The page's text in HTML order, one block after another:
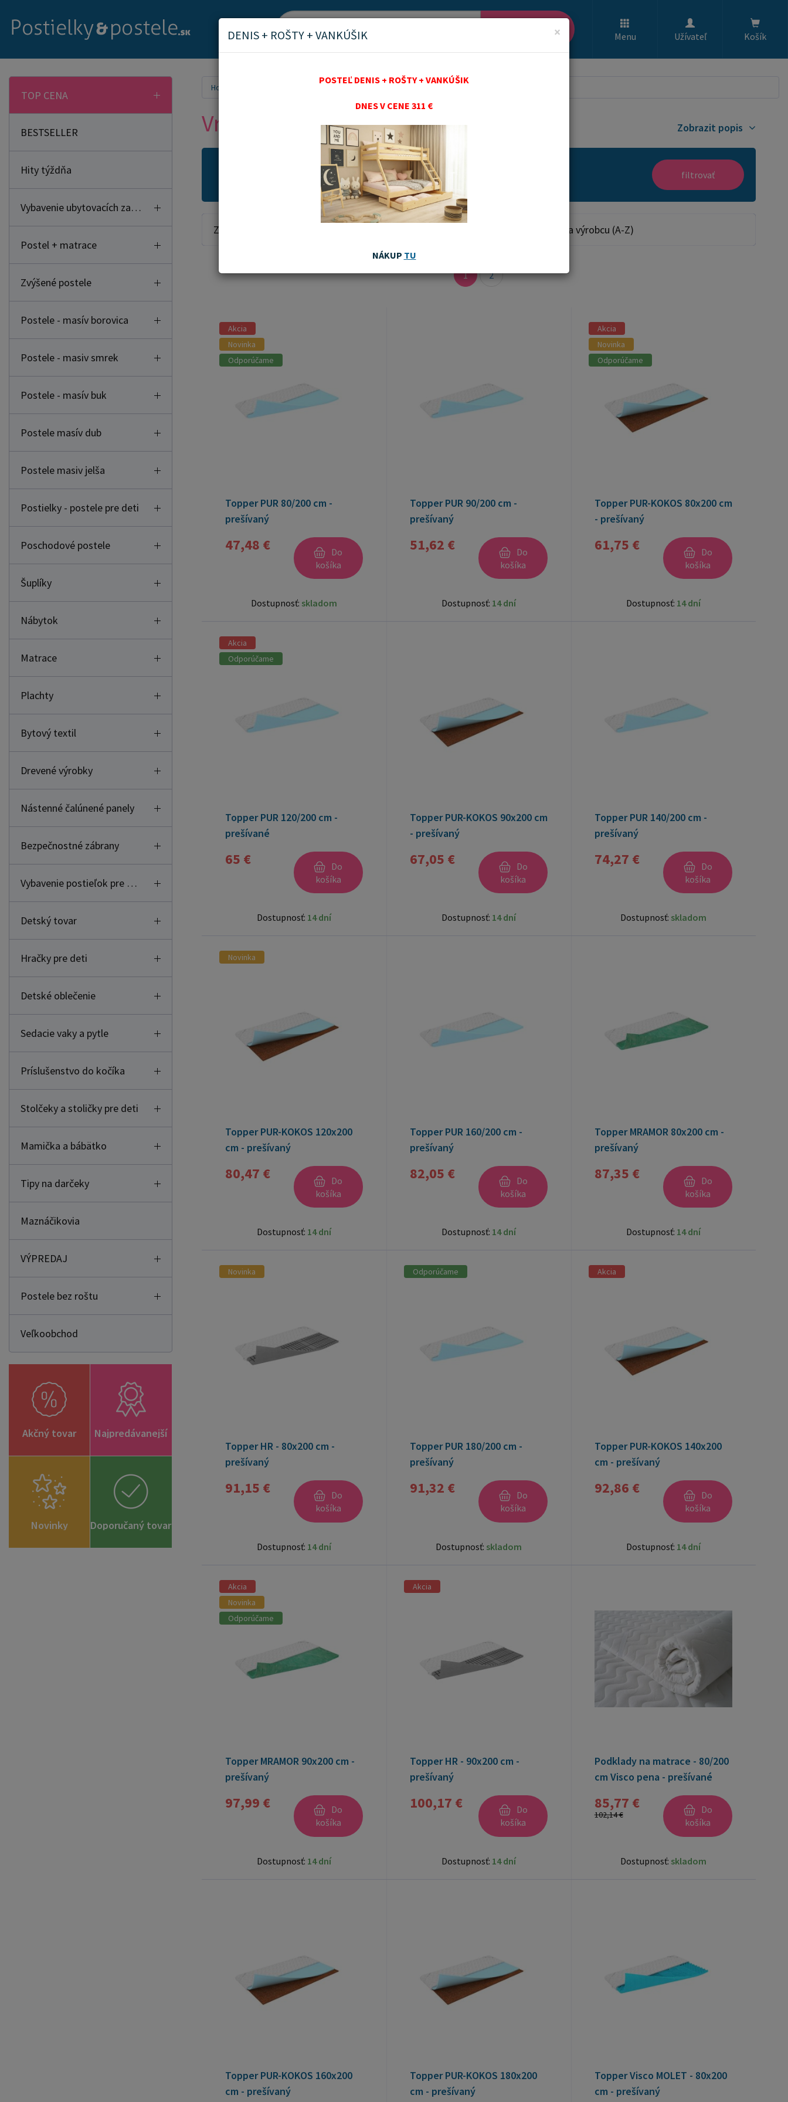
Menu Užívateľ Košík
TOP CENA
BESTSELLER
Hity týždňa
Vybavenie ubytovacích zariadení
Postel + matrace
Zvýšené postele
Postele - masív borovica
Postele - masiv smrek
Postele - masív buk
Postele masív dub
Postele masiv jelša
Postielky - postele pre deti
Poschodové postele
Šuplíky
Nábytok
Matrace
Plachty
Bytový textil
Drevené výrobky
Nástenné čalúnené panely
Bezpečnostné zábrany
Vybavenie postieľok pre deti
Detský tovar
Hračky pre deti
Detské oblečenie
Sedacie vaky a pytle
Príslušenstvo do kočíka
Stolčeky a stoličky pre deti
Mamička a bábätko
Tipy na darčeky
Maznáčikovia
VÝPREDAJ
Postele bez roštu
Veľkoobchod
Akčný tovar Najpredávanejší
Novinky Doporučaný tovar
Home
Vrchné matrace - Topper Zobrazit popis
Akčný tovar Odporúčame filtrovať
Zoradiť od: Podľa výrobcu (A-Z)
1 2
Akcia
Novinka
Odporúčame
Topper PUR 80/200 cm -
prešívaný
47,48 €
Do
košíka
Dostupnosť: skladom
Topper PUR 90/200 cm -
prešívaný
51,62 €
Do
košíka
Dostupnosť: 14 dní
Akcia
Novinka
Odporúčame
Topper PUR-KOKOS 80x200 cm
- prešívaný
61,75 €
Do
košíka
Dostupnosť: 14 dní
Akcia
Odporúčame
Topper PUR 120/200 cm -
prešívané
65 €
Do
košíka
Dostupnosť: 14 dní
Topper PUR-KOKOS 90x200 cm
- prešívaný
67,05 €
Do
košíka
Dostupnosť: 14 dní
Topper PUR 140/200 cm -
prešívaný
74,27 €
Do
košíka
Dostupnosť: skladom
Novinka
Topper PUR-KOKOS 120x200
cm - prešívaný
80,47 €
Do
košíka
Dostupnosť: 14 dní
Topper PUR 160/200 cm -
prešívaný
82,05 €
Do
košíka
Dostupnosť: 14 dní
Topper MRAMOR 80x200 cm -
prešívaný
87,35 €
Do
košíka
Dostupnosť: 14 dní
Novinka
Topper HR - 80x200 cm -
prešívaný
91,15 €
Do
košíka
Dostupnosť: 14 dní
Odporúčame
Topper PUR 180/200 cm -
prešívaný
91,32 €
Do
košíka
Dostupnosť: skladom
Akcia
Topper PUR-KOKOS 140x200
cm - prešívaný
92,86 €
Do
košíka
Dostupnosť: 14 dní
Akcia
Novinka
Odporúčame
Topper MRAMOR 90x200 cm -
prešívaný
97,99 €
Do
košíka
Dostupnosť: 14 dní
Akcia
Topper HR - 90x200 cm -
prešívaný
100,17 €
Do
košíka
Dostupnosť: 14 dní
Podklady na matrace - 80/200
cm Visco pena - prešívané
85,77 €
102,14 €
Do
košíka
Dostupnosť: skladom
Topper PUR-KOKOS 160x200
cm - prešívaný
Topper PUR-KOKOS 180x200
cm - prešívaný
Topper Visco MOLET - 80x200
cm - prešívaný
×
DENIS + ROŠTY + VANKÚŠIK
POSTEĽ DENIS + ROŠTY + VANKÚŠIK
DNES V CENE 311 €
NÁKUP TU